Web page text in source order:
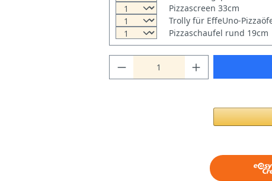
Pizzascreen 33cm
Pizzaschaufel rund 19cm